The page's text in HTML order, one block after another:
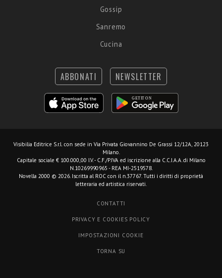
Gossip
Sanremo
Cucina
ABBONATI NEWSLETTER
Visibilia Editrice S.r.l. con sede in Via Privata Giovannino De Grassi 12/12A, 20123
Milano.
Capitale sociale € 100.000,00 I.V. - C.F./P.IVA ed iscrizione alla C.C.I.A.A. di Milano
N.10269990965 - REA MI-2519578.
Novella 2000 © 2026. Iscritta al ROC con il n.37767. Tutti i diritti di proprietà
letteraria ed artistica riservati.
CONTATTI
PRIVACY E COOKIES POLICY
IMPOSTAZIONI COOKIE
TORNA SU